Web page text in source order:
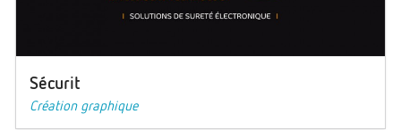
Sécurit
Création graphique